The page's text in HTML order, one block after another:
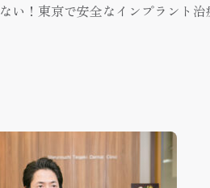
い！東京で安全なインプラント